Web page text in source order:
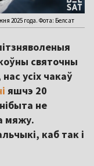
2025 года. Фота: Белсат
святочны
усіх чакаў
яшчэ 20
не
мяжу.
каб так і